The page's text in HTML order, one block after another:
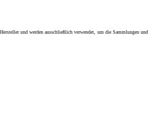
und werden ausschließlich verwendet, um die Sammlungen und